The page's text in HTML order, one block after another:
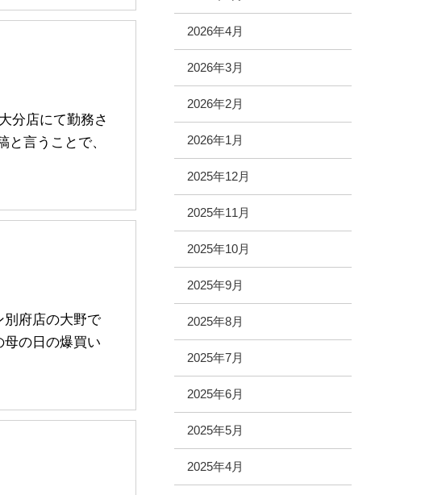
分店にて勤務さ
と言うことで、
別府店の大野で
の日の爆買い
2026年4月
2026年3月
2026年2月
2026年1月
2025年12月
2025年11月
2025年10月
2025年9月
2025年8月
2025年7月
2025年6月
2025年5月
2025年4月